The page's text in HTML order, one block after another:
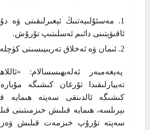
مەسئۇلىيەتنىڭ ئېغىرلىقىنى ۋە
ئاقىۋېتىنى دائىم ئەسلىتىپ تۇرۇش.
ئىمان ۋە ئەخلاق تەربىيىسىنى
پەيغەمبەر ئەلەيھىسسالام:
تەييارلىقىدا تۇرغان كىشىگە
كىشىگە ئالدىنقى سەپتە ھىمايە
بېرىلسە، ھىمايە قىلىش خىزمىتىنى
سەپتە تۇرۇپ خىزمەت قىلىش